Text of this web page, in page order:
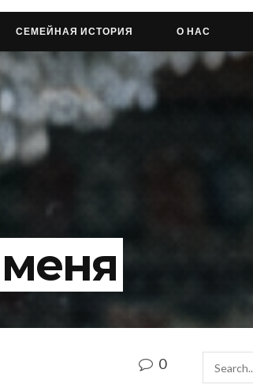
СЕМЕЙНАЯ ИСТОРИЯ О НАС
0